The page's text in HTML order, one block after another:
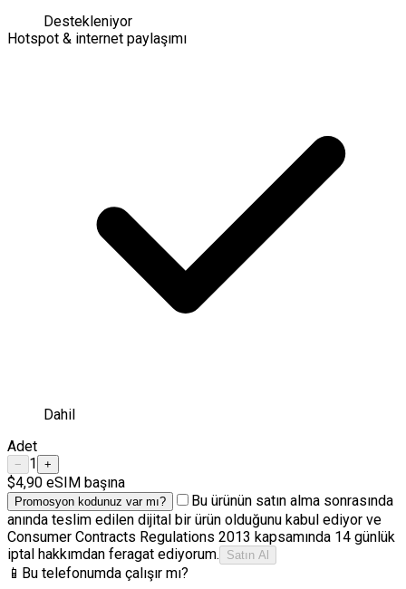
Destekleniyor
Hotspot & internet paylaşımı
Dahil
Adet
− 1 +
$4,90 eSIM başına
Promosyon kodunuz var mı?
Bu ürünün satın alma sonrasında
anında teslim edilen dijital bir ürün olduğunu kabul ediyor ve
Consumer Contracts Regulations 2013 kapsamında 14 günlük
iptal hakkımdan feragat ediyorum.
Satın Al
📱 Bu telefonumda çalışır mı?